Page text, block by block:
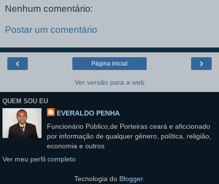
Nenhum comentário:
Postar um comentário
‹ ›
Página inicial
Ver versão para a web
QUEM SOU EU
EVERALDO PENHA
Funcionário Público,de Porteiras ceará e aficcionado
por informação de qualquer gênero, política, religião,
economia e outros
Ver meu perfil completo
Tecnologia do Blogger.